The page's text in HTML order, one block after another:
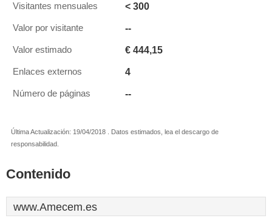
Visitantes mensuales < 300
Valor por visitante --
Valor estimado € 444,15
Enlaces externos 4
Número de páginas --
Última Actualización: 19/04/2018 . Datos estimados, lea el descargo de
responsabilidad.
Contenido
www.Amecem.es